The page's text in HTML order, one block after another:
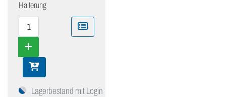
Halterung
Lagerbestand mit Login